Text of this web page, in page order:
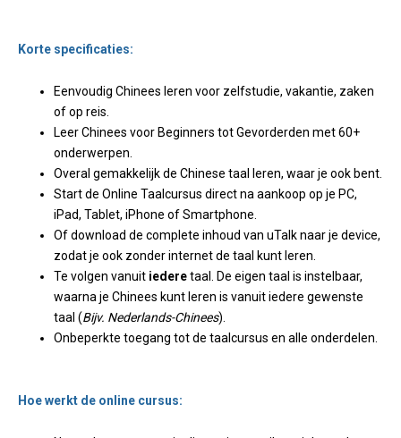
Korte specificaties:
Eenvoudig Chinees leren voor zelfstudie, vakantie, zaken
of op reis.
Leer Chinees voor Beginners tot Gevorderden met 60+
onderwerpen.
Overal gemakkelijk de Chinese taal leren, waar je ook bent.
Start de Online Taalcursus direct na aankoop op je PC,
iPad, Tablet, iPhone of Smartphone.
Of download de complete inhoud van uTalk naar je device,
zodat je ook zonder internet de taal kunt leren.
Te volgen vanuit iederetaal. De eigen taal is instelbaar,
waarna je Chinees kunt leren is vanuit iedere gewenste
taal (Bijv. Nederlands-Chinees).
Onbeperkte toegang tot de taalcursus en alle onderdelen.
Hoe werkt de online cursus: